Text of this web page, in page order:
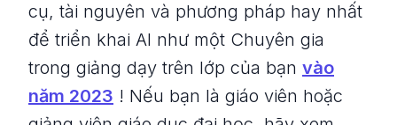
cụ, tài nguyên và phương pháp hay nhất
để triển khai AI như một Chuyên gia
trong giảng dạy trên lớp của bạn vào
năm 2023 ! Nếu bạn là giáo viên hoặc